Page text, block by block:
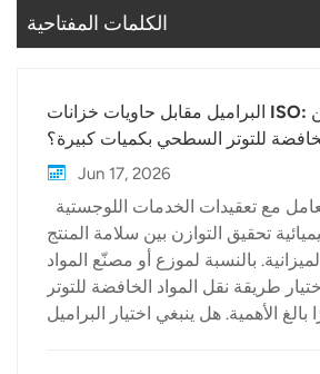
الكلمات المفتاحية
البراميل مقابل حاويات خزانات ISO: أيهما أفضل لشحن
للتوتر السطحي بكميات كبيرة؟
Jun 17, 2026
تحقيق التوازن بين سلامة المنتج
بالنسبة لموزع أو مصنّع المواد
طريقة نقل المواد الخافضة للتوتر
الأهمية. هل ينبغي اختيار البراميل